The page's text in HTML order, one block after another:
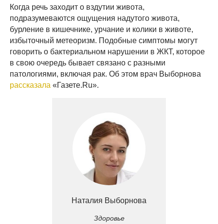
Когда речь заходит о вздутии живота,
подразумеваются ощущения надутого живота,
бурление в кишечнике, урчание и колики в животе,
избыточный метеоризм. Подобные симптомы могут
говорить о бактериальном нарушении в ЖКТ, которое
в свою очередь бывает связано с разными
патологиями, включая рак. Об этом врач Выборнова
рассказала «Газете.Ru».
Наталия Выборнова
Здоровье